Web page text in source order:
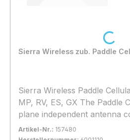
Sierra Wireless zub. Paddle
Sierra Wireless Paddle
MP, RV, ES, GX The Paddle
plane independent antenna
3G and 4G frequencies from
Artikel-Nr.: 157480
Loading...